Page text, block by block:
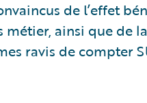
de l’effet
métier, ainsi que de
ravis de compter